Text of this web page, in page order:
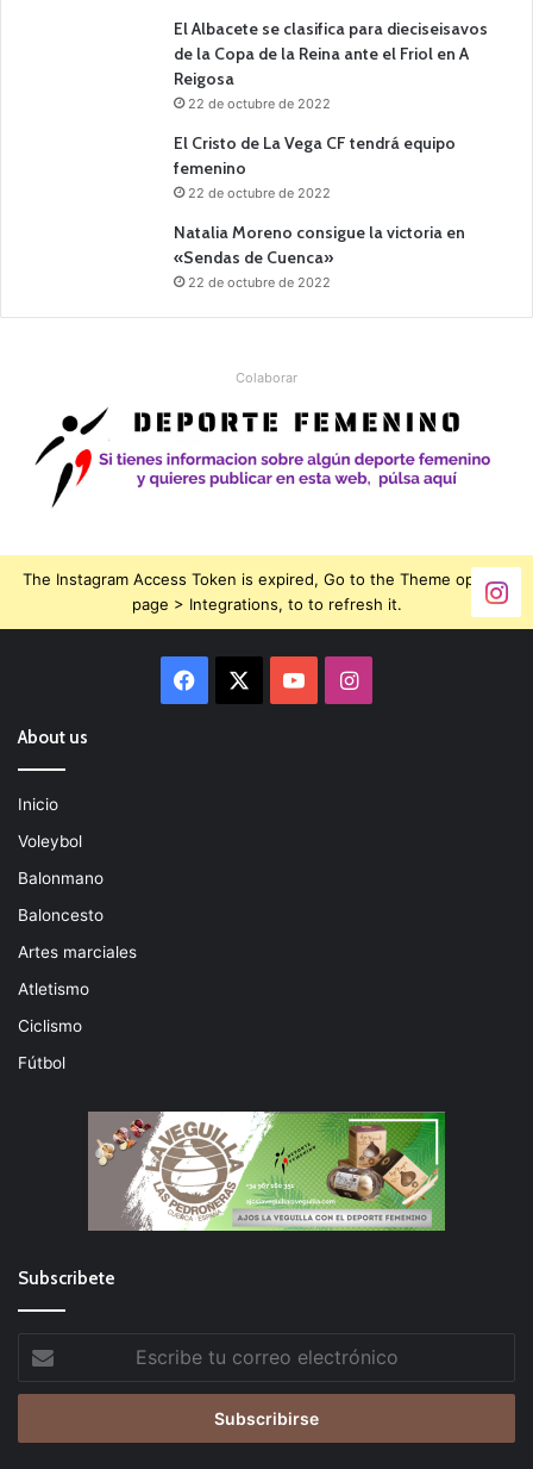
El Albacete se clasifica para dieciseisavos
de la Copa de la Reina ante el Friol en A
Reigosa
22 de octubre de 2022
El Cristo de La Vega CF tendrá equipo
femenino
22 de octubre de 2022
Natalia Moreno consigue la victoria en
«Sendas de Cuenca»
22 de octubre de 2022
Colaborar
The Instagram Access Token is expired, Go to the Theme options
page > Integrations, to to refresh it.
Facebook YouTubeInstagram
About us
Inicio
Voleybol
Balonmano
Baloncesto
Artes marciales
Atletismo
Ciclismo
Fútbol
Subscribete
tu
correo